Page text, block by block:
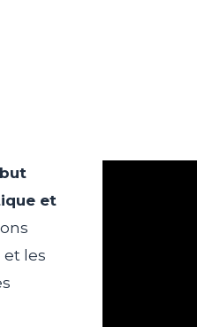
et
et les